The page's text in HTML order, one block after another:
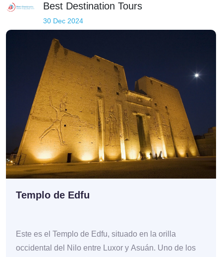
Best Destination Tours
30 Dec 2024
Templo de Edfu
Este es el Templo de Edfu, situado en la orilla
occidental del Nilo entre Luxor y Asuán. Uno de los